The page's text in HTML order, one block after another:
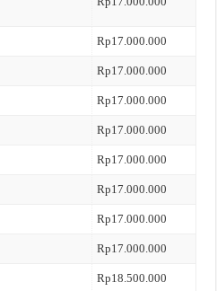
Rp17.000.000
Rp17.000.000
Rp17.000.000
Rp17.000.000
Rp17.000.000
Rp17.000.000
Rp17.000.000
Rp17.000.000
Rp18.500.000